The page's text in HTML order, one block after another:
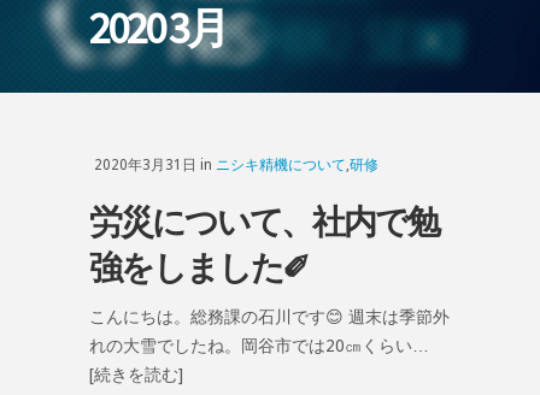
2020 3月
2020年3月31日 in ニシキ精機について,研修
労災について、社内で勉
強をしました✐
こんにちは。総務課の石川です😊 週末は季節外
れの大雪でしたね。岡谷市では20㎝くらい…
[続きを読む]